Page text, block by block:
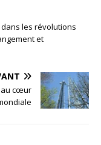
les révolutions
et
au cœur